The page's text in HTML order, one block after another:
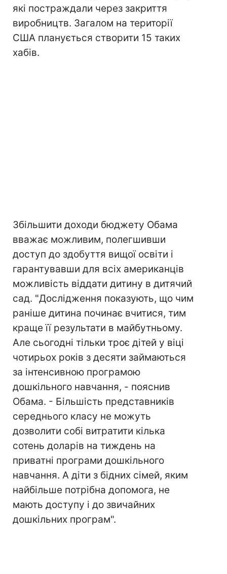
які постраждали через закриття
виробництв. Загалом на території
США планується створити 15 таких
хабів.
Збільшити доходи бюджету Обама
вважає можливим, полегшивши
доступ до здобуття вищої освіти і
гарантувавши для всіх американців
можливість віддати дитину в дитячий
сад. "Дослідження показують, що чим
раніше дитина починає вчитися, тим
краще її результати в майбутньому.
Але сьогодні тільки троє дітей у віці
чотирьох років з десяти займаються
за інтенсивною програмою
дошкільного навчання, - пояснив
Обама. - Більшість представників
середнього класу не можуть
дозволити собі витратити кілька
сотень доларів на тиждень на
приватні програми дошкільного
навчання. А діти з бідних сімей, яким
найбільше потрібна допомога, не
мають доступу і до звичайних
дошкільних програм".